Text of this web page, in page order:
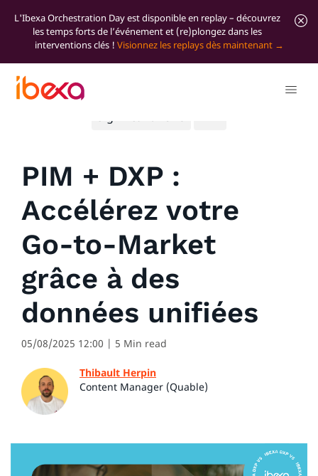
L'Ibexa Orchestration Day est disponible en replay – découvrez
les temps forts de l’événement et (re)plongez dans les
interventions clés ! Visionnez les replays dès maintenant
Tous les articles de blog
PIM + DXP :
Accélérez votre
Go-to-Market
grâce à des
données unifiées
05/08/2025 12:00 | 5 Min read
Thibault Herpin
Content Manager (Quable)